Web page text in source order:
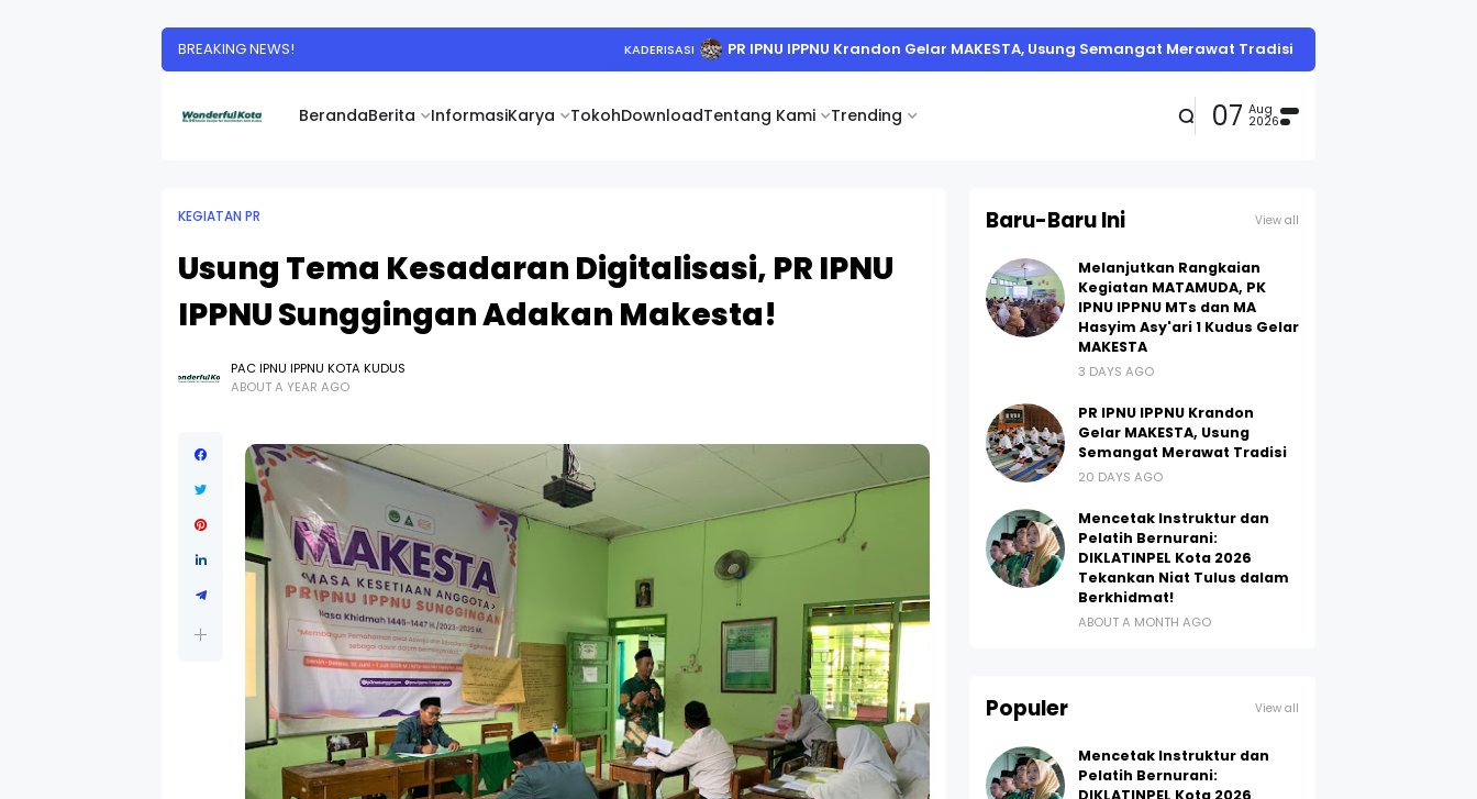
BerandaBerita InformasiKarya TokohDownloadTentang Kami Trending 07 Aug
2026
BREAKING NEWS! KADERISASI PR IPNU IPPNU Krandon Gelar MAKESTA, Usung Semangat Merawat Tradisi
KEGIATAN PR
Usung Tema Kesadaran Digitalisasi, PR IPNU
IPPNU Sunggingan Adakan Makesta!
PAC IPNU IPPNU KOTA KUDUS
ABOUT A YEAR AGO
Baru-Baru Ini View all
Melanjutkan Rangkaian
Kegiatan MATAMUDA, PK
IPNU IPPNU MTs dan MA
Hasyim Asy'ari 1 Kudus Gelar
MAKESTA
3 DAYS AGO
PR IPNU IPPNU Krandon
Gelar MAKESTA, Usung
Semangat Merawat Tradisi
20 DAYS AGO
Mencetak Instruktur dan
Pelatih Bernurani:
DIKLATINPEL Kota 2026
Tekankan Niat Tulus dalam
Berkhidmat!
ABOUT A MONTH AGO
Populer View all
Mencetak Instruktur dan
Pelatih Bernurani:
DIKLATINPEL Kota 2026